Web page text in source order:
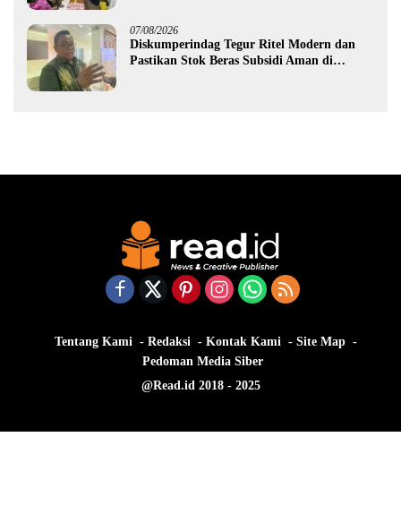
07/08/2026
Diskumperindag Tegur Ritel Modern dan
Pastikan Stok Beras Subsidi Aman di
Tentang Kami Redaksi Kontak Kami
Site Map
Pedoman Media Siber
@Read.id 2018 - 2025